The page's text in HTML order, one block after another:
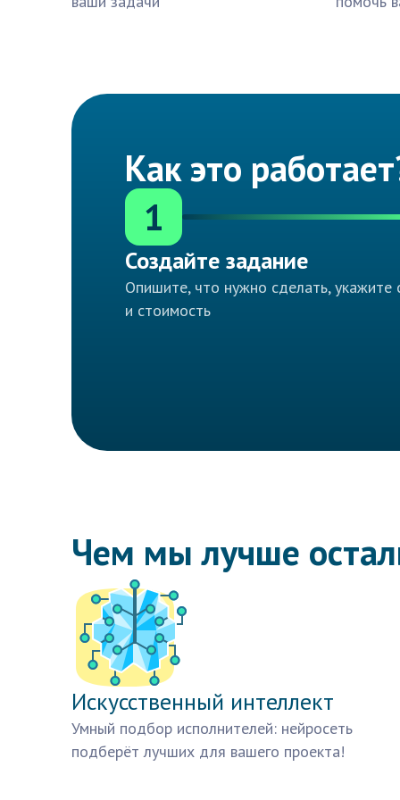
Как это
1
Создайте задание
Опишите, что нужно сделать, укажите
и стоимость
Чем мы лучше
Искусственный интеллект
Умный подбор исполнителей: нейросеть
подберёт лучших для вашего проекта!